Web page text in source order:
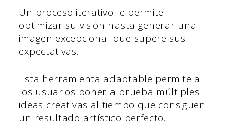
Un proceso iterativo le permite
optimizar su visión hasta generar una
imagen excepcional que supere sus
expectativas.
Esta herramienta adaptable permite a
los usuarios poner a prueba múltiples
ideas creativas al tiempo que consiguen
un resultado artístico perfecto.